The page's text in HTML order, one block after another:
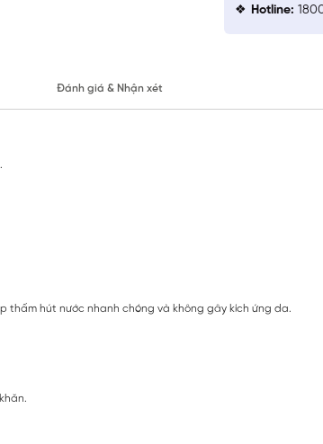
Hotline:
Đánh giá & Nhận xét
thấm hút nước nhanh chóng và không gây kích ứng da.